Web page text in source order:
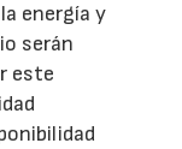
energía y
serán
este